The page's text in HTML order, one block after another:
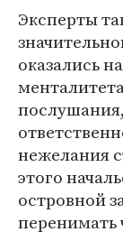
Эксперты
оказались
нежелания
этого
островной